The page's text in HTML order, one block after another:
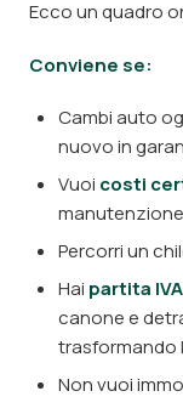
Ecco un quadro
Conviene se:
Cambi auto
nuovo in
Vuoi costi
Percorri un
Hai partita
canone e
trasformando
Non vuoi